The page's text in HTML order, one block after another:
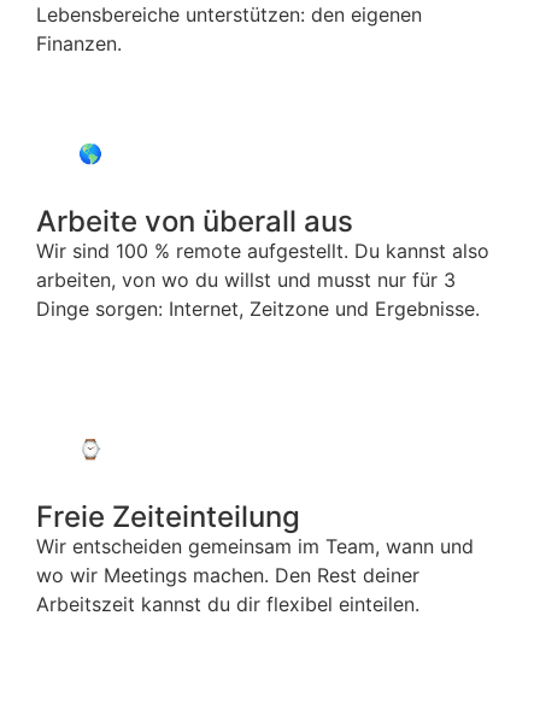
Lebensbereiche unterstützen: den eigenen
Finanzen.
🌎
Arbeite von überall aus
Wir sind 100 % remote aufgestellt. Du kannst also
arbeiten, von wo du willst und musst nur für 3
Dinge sorgen: Internet, Zeitzone und Ergebnisse.
⌚️
Freie Zeiteinteilung
Wir entscheiden gemeinsam im Team, wann und
wo wir Meetings machen. Den Rest deiner
Arbeitszeit kannst du dir flexibel einteilen.